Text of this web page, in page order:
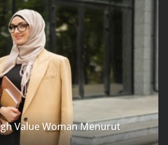
Value Woman Menurut